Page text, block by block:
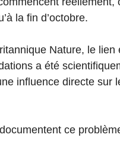
la fin d’octobre.
Nature, le lien
a été
influence directe sur
ce